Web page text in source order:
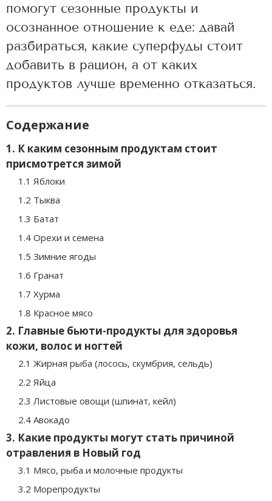
помогут сезонные продукты и
осознанное отношение к еде: давай
разбираться, какие суперфуды стоит
добавить в рацион, а от каких
продуктов лучше временно отказаться.
Содержание
1. К каким сезонным продуктам стоит
присмотрется зимой
1.1 Яблоки
1.2 Тыква
1.3 Батат
1.4 Орехи и семена
1.5 Зимние ягоды
1.6 Гранат
1.7 Хурма
1.8 Красное мясо
2. Главные бьюти-продукты для здоровья
кожи, волос и ногтей
2.1 Жирная рыба (лосось, скумбрия, сельдь)
2.2 Яйца
2.3 Листовые овощи (шпинат, кейл)
2.4 Авокадо
3. Какие продукты могут стать причиной
отравления в Новый год
3.1 Мясо, рыба и молочные продукты
3.2 Морепродукты